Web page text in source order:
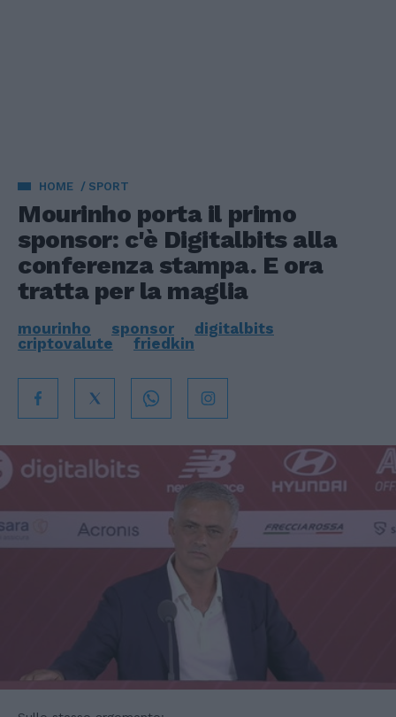
HOME SPORT
Mourinho porta il primo
sponsor: c'è Digitalbits alla
conferenza stampa. E ora
tratta per la maglia
mourinho sponsor
digitalbits
criptovalute
friedkin